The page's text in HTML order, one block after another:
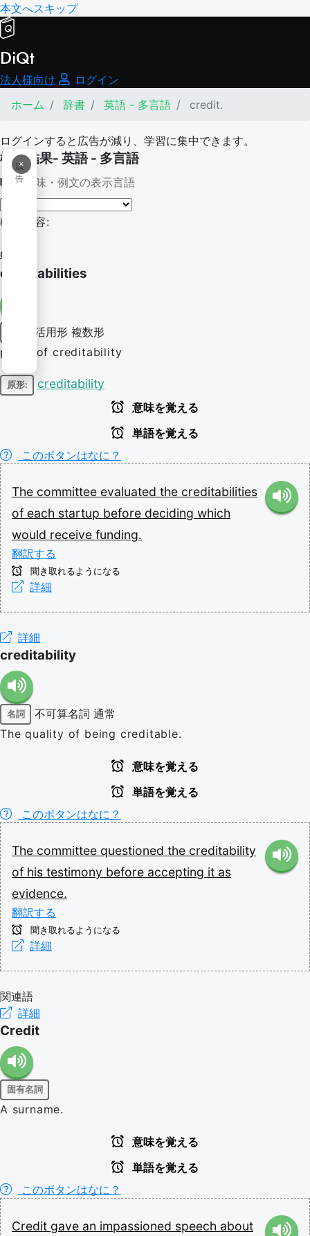
本文へスキップ
DiQt
法人様向け
ログイン
ホーム
辞書 英語 - 多言語 credit.
ログインすると広告が減り、学習に集中できます。
×
広
告
検索結果- 英語 - 多言語
意味・例文の表示言語
検索内容:
credit.
creditabilities
活用形 複数形
plural of creditability
原形: creditability
意味を覚える
単語を覚える
このボタンはなに？
The committee evaluated the creditabilities
of each startup before deciding which
would receive funding.
翻訳する
聞き取れるようになる
詳細
詳細
creditability
名詞 不可算名詞 通常
The quality of being creditable.
意味を覚える
単語を覚える
このボタンはなに？
The committee questioned the creditability
of his testimony before accepting it as
evidence.
翻訳する
聞き取れるようになる
詳細
関連語
詳細
Credit
固有名詞
A surname.
意味を覚える
単語を覚える
このボタンはなに？
Credit gave an impassioned speech about